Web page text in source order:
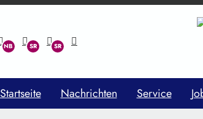
Startseite Nachrichten Service